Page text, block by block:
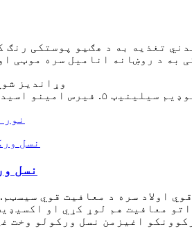
تغذیه به د هګیو پوستکی رنګ
وړاندیز
نور
نسل
اولاد سره د معافیت قوي
معافیت هم لوړ کړي او